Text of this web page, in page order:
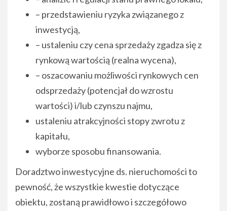
– przedstawieniu ryzyka związanego z
inwestycją,
– ustaleniu czy cena sprzedaży zgadza się z
rynkową wartością (realna wycena),
– oszacowaniu możliwości rynkowych cen
odsprzedaży (potencjał do wzrostu
wartości) i/lub czynszu najmu,
ustaleniu atrakcyjności stopy zwrotu z
kapitału,
wyborze sposobu finansowania.
Doradztwo inwestycyjne ds. nieruchomości to
pewność, że wszystkie kwestie dotyczące
obiektu, zostaną prawidłowo i szczegółowo